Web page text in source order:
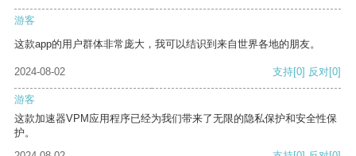
游客
这款app的用户群体非常庞大，我可以结识到来自世界各地的朋友。
2024-08-02 支持[0] 反对[0]
游客
这款加速器VPM应用程序已经为我们带来了无限的隐私保护和安全性保
护。